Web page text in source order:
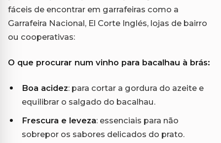
fáceis de encontrar em garrafeiras como a
Garrafeira Nacional, El Corte Inglés, lojas de bairro
ou cooperativas:
O que procurar num vinho para bacalhau à brás:
Boa acidez: para cortar a gordura do azeite e
equilibrar o salgado do bacalhau.
Frescura e leveza: essenciais para não
sobrepor os sabores delicados do prato.